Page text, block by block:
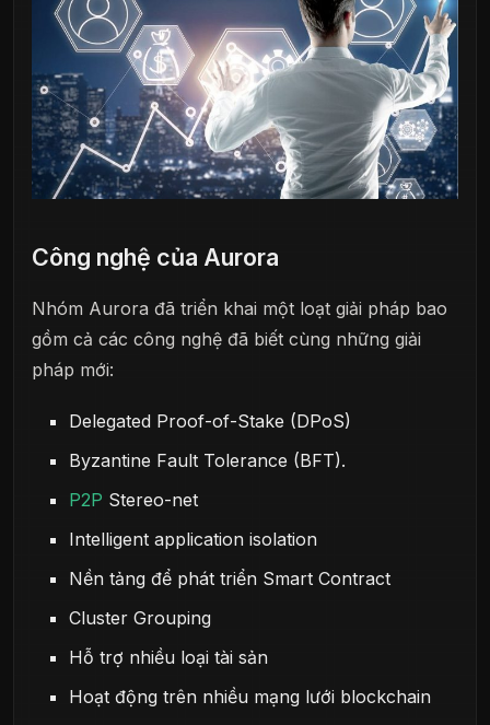
Công nghệ của Aurora
Nhóm Aurora đã triển khai một loạt giải pháp bao
gồm cả các công nghệ đã biết cùng những giải
pháp mới:
Delegated Proof-of-Stake (DPoS)
Byzantine Fault Tolerance (BFT).
P2P Stereo-net
Intelligent application isolation
Nền tảng để phát triển Smart Contract
Cluster Grouping
Hỗ trợ nhiều loại tài sản
Hoạt động trên nhiều mạng lưới blockchain